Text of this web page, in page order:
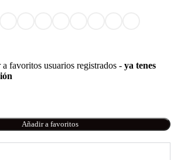
favoritos usuarios registrados - ya tenes
Añadir a favoritos